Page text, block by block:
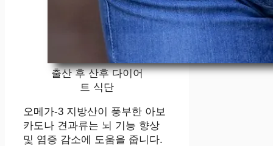
출산 후 산후 다이어
트 식단
오메가-3 지방산이 풍부한 아보
카도나 견과류는 뇌 기능 향상
및 염증 감소에 도움을 줍니다.